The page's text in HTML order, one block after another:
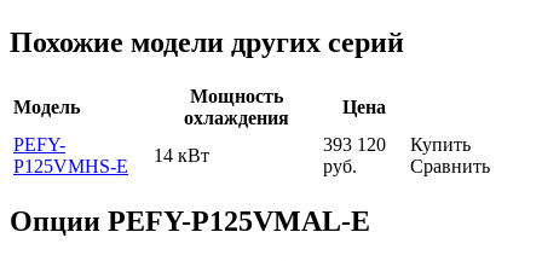
Похожие модели других серий
Модель
Мощность
охлаждения
Цена
PEFY-
P125VMHS-E
14 кВт
393 120
руб.
Купить
Сравнить
Опции PEFY-P125VMAL-E